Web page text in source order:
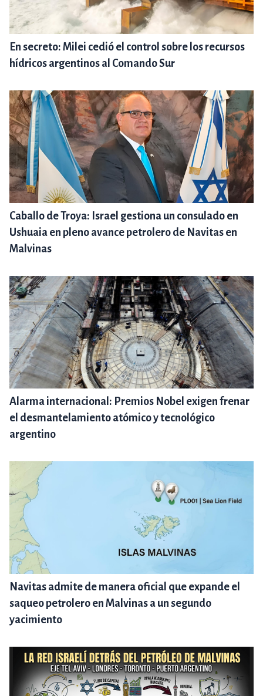
En secreto: Milei cedió el control sobre los recursos
hídricos argentinos al Comando Sur
Caballo de Troya: Israel gestiona un consulado en
Ushuaia en pleno avance petrolero de Navitas en
Malvinas
Alarma internacional: Premios Nobel exigen frenar
el desmantelamiento atómico y tecnológico
argentino
Navitas admite de manera oficial que expande el
saqueo petrolero en Malvinas a un segundo
yacimiento